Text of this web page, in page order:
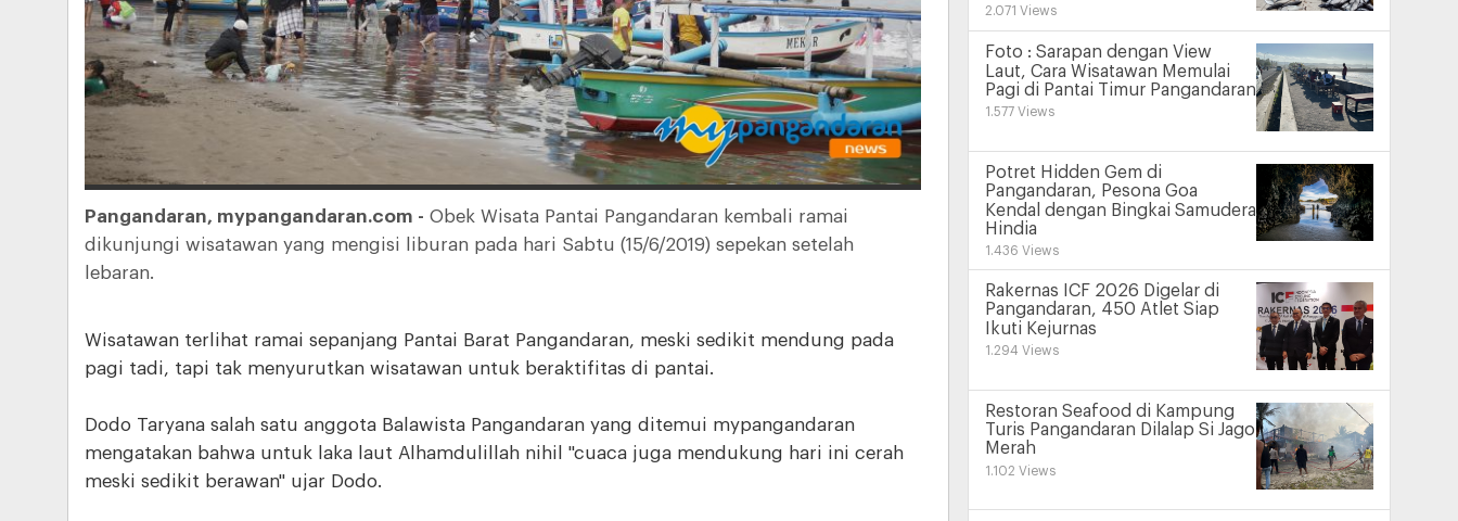
Pangandaran, mypangandaran.com - Obek Wisata Pantai Pangandaran kembali ramai
dikunjungi wisatawan yang mengisi liburan pada hari Sabtu (15/6/2019) sepekan setelah
lebaran.
Wisatawan terlihat ramai sepanjang Pantai Barat Pangandaran, meski sedikit mendung pada
pagi tadi, tapi tak menyurutkan wisatawan untuk beraktifitas di pantai.
Dodo Taryana salah satu anggota Balawista Pangandaran yang ditemui mypangandaran
mengatakan bahwa untuk laka laut Alhamdulillah nihil "cuaca juga mendukung hari ini cerah
meski sedikit berawan" ujar Dodo.
2.071 Views
Foto : Sarapan dengan View
Laut, Cara Wisatawan Memulai
Pagi di Pantai Timur Pangandaran
1.577 Views
Potret Hidden Gem di
Pangandaran, Pesona Goa
Kendal dengan Bingkai Samudera
Hindia
1.436 Views
Rakernas ICF 2026 Digelar di
Pangandaran, 450 Atlet Siap
Ikuti Kejurnas
1.294 Views
Restoran Seafood di Kampung
Turis Pangandaran Dilalap Si Jago
Merah
1.102 Views